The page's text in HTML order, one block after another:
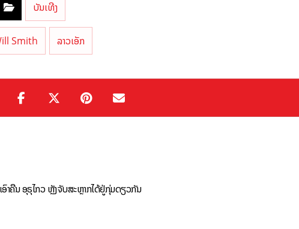
ບັນເທີງ
Smith ລາວເອັກ
ອົາຄືນ ອຸຣຸໄກວ ຫຼັງຈັບສະຫຼາກໄດ້ຢູ່ກຸ່ມດຽວກັນ